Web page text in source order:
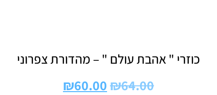
כוזרי " אהבת עולם " – מהדורת צפרוני
₪64.00
₪60.00